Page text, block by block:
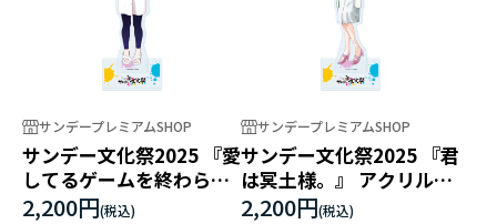
サンデープレミアムSHOP
サンデー文化祭2025 『愛
してるゲームを終わらせ
たい』 アクリルスタンド
2,200円
サンデープレミアムSHOP
サンデー文化祭2025 『君
は冥土様。』 アクリルス
タンド
2,200円